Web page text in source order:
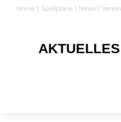
Home | Spielpläne | News | Verein
AKTUELLES